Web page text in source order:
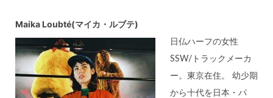
Maika Loubté(マイカ・ルブテ)
日仏ハーフの女性
SSW/トラックメーカ
ー。東京在住。 幼少期
から十代を日本・パ